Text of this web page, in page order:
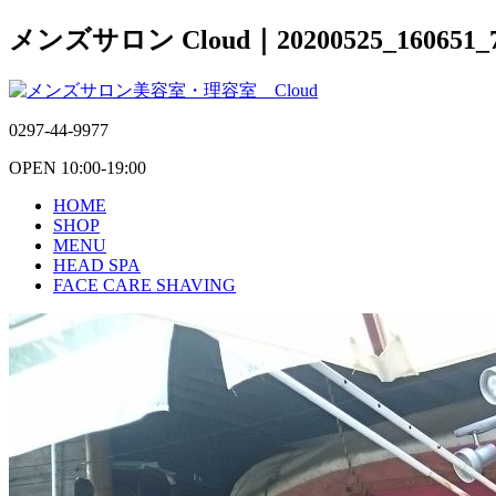
メンズサロン Cloud｜
0297-44-9977
OPEN 10:00-19:00
HOME
SHOP
MENU
HEAD SPA
FACE CARE SHAVING